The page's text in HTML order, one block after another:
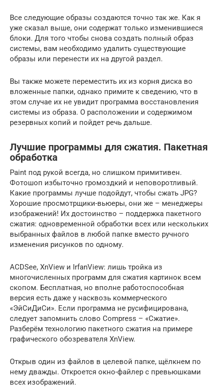
Все следующие образы создаются точно так же. Как я
уже сказал выше, они содержат только изменившиеся
блоки. Для того чтобы снова создать полный образ
системы, вам необходимо удалить существующие
образы или перенести их на другой раздел.
Вы также можете переместить их из корня диска во
вложенные папки, однако примите к сведению, что в
этом случае их не увидит программа восстановления
системы из образа. О расположении и содержимом
резервных копий и пойдет речь дальше.
Лучшие программы для сжатия. Пакетная
обработка
Paint под рукой всегда, но слишком примитивен.
Фотошоп избыточно громоздкий и неповоротливый.
Какие программы лучше подойдут, чтобы сжать JPG?
Хорошие просмотрщики-вьюеры, они же – менеджеры
изображений! Их достоинство – поддержка пакетного
сжатия: одновременной обработки всех или нескольких
выбранных файлов в любой папке вместо ручного
изменения рисунков по одному.
ACDSee, XnView и IrfanView: лишь тройка из
многочисленных программ для сжатия картинок всем
скопом. Бесплатная, но вполне работоспособная
версия есть даже у насквозь коммерческого
«ЭйСиДиСи». Если программа не русифицирована,
следует запомнить слово Compress – «Сжатие».
Разберём технологию пакетного сжатия на примере
графического обозревателя XnView.
Открыв один из файлов в целевой папке, щёлкнем по
нему дважды. Откроется окно-файлер с превьюшками
всех изображений.